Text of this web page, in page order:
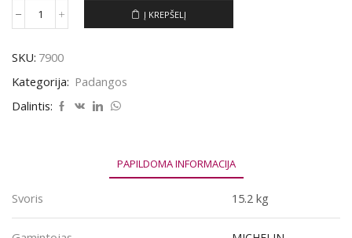
produkto
MICHELIN
PRIMACY
3
245/50R18
Į KREPŠELĮ
SKU: 7900
Kategorija: Padangos
Dalintis:
PAPILDOMA INFORMACIJA
Svoris 15.2 kg